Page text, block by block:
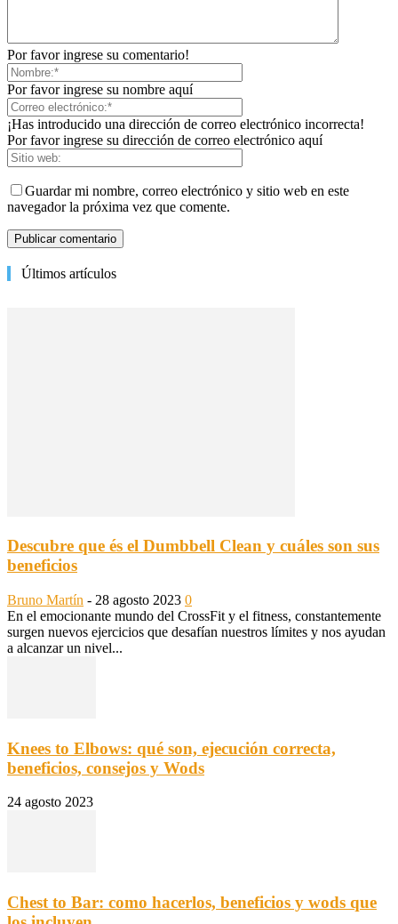
Por favor ingrese su comentario!
Por favor ingrese su nombre aquí
¡Has introducido una dirección de correo electrónico incorrecta!
Por favor ingrese su dirección de correo electrónico aquí
Guardar mi nombre, correo electrónico y sitio web en este
navegador la próxima vez que comente.
Últimos artículos
Descubre que és el Dumbbell Clean y cuáles son sus
beneficios
Bruno Martín - 28 agosto 2023 0
En el emocionante mundo del CrossFit y el fitness, constantemente
surgen nuevos ejercicios que desafían nuestros límites y nos ayudan
a alcanzar un nivel...
Knees to Elbows: qué son, ejecución correcta,
beneficios, consejos y Wods
24 agosto 2023
Chest to Bar: como hacerlos, beneficios y wods que